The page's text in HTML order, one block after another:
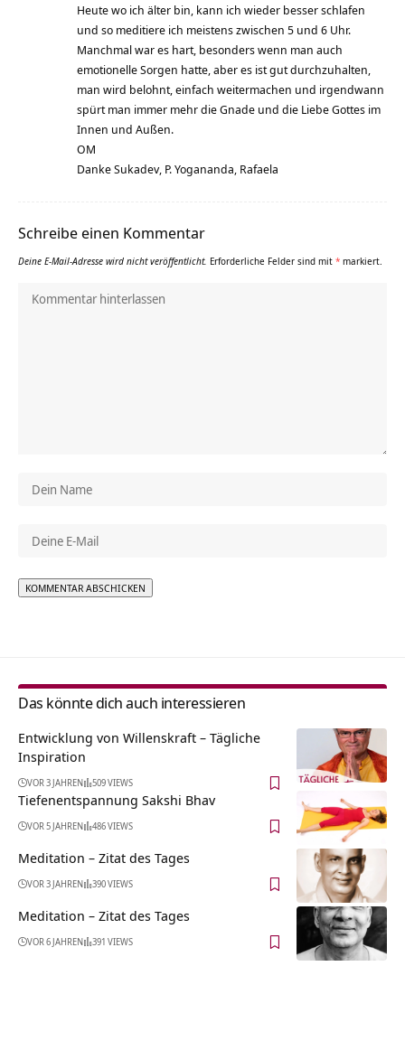
Heute wo ich älter bin, kann ich wieder besser schlafen
und so meditiere ich meistens zwischen 5 und 6 Uhr.
Manchmal war es hart, besonders wenn man auch
emotionelle Sorgen hatte, aber es ist gut durchzuhalten,
man wird belohnt, einfach weitermachen und irgendwann
spürt man immer mehr die Gnade und die Liebe Gottes im
Innen und Außen.
OM
Danke Sukadev, P. Yogananda, Rafaela
Schreibe einen Kommentar
Deine E-Mail-Adresse wird nicht veröffentlicht. Erforderliche Felder sind mit * markiert.
Das könnte dich auch interessieren
Entwicklung von Willenskraft – Tägliche
Inspiration
VOR 3 JAHREN 509 VIEWS
Tiefenentspannung Sakshi Bhav
VOR 5 JAHREN 486 VIEWS
Meditation – Zitat des Tages
VOR 3 JAHREN 390 VIEWS
Meditation – Zitat des Tages
VOR 6 JAHREN 391 VIEWS